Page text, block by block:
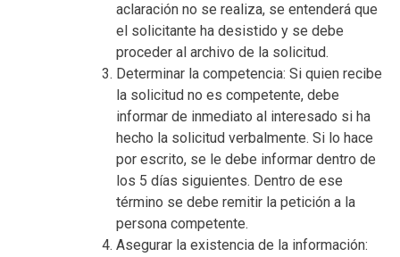
aclaración no se realiza, se entenderá que
el solicitante ha desistido y se debe
proceder al archivo de la solicitud.
Determinar la competencia: Si quien recibe
la solicitud no es competente, debe
informar de inmediato al interesado si ha
hecho la solicitud verbalmente. Si lo hace
por escrito, se le debe informar dentro de
los 5 días siguientes. Dentro de ese
término se debe remitir la petición a la
persona competente.
Asegurar la existencia de la información: